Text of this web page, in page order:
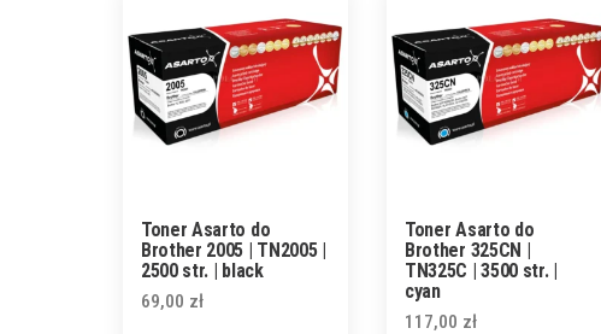
Toner Asarto do
Brother 2005 | TN2005 |
2500 str. | black
69,00 zł
Toner Asarto do
Brother 325CN |
TN325C | 3500 str. |
cyan
117,00 zł